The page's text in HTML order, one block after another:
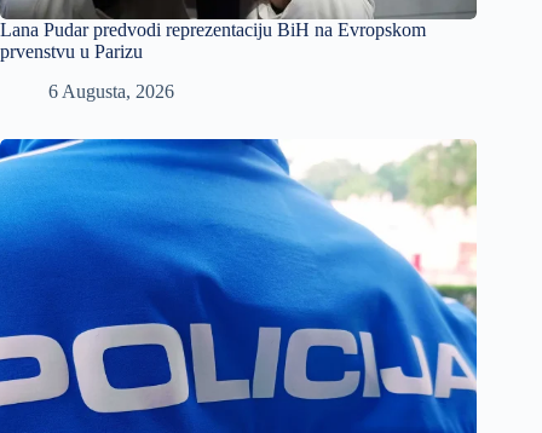
Lana Pudar predvodi reprezentaciju BiH na Evropskom
prvenstvu u Parizu
6 Augusta, 2026